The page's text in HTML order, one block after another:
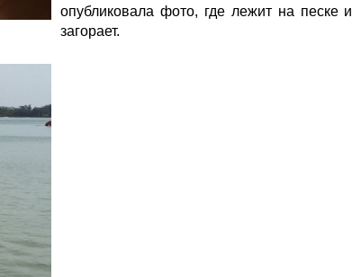
опубликовала фото, где лежит на песке и
загорает.